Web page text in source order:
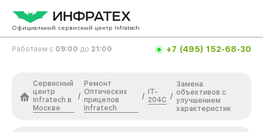
Официальный сервисный центр Infratech
Работаем с 09:00 до 21:00 +7 (495) 152-68-30
Сервисный
центр
Infratech в
Москве
/
Ремонт
Оптических
прицелов
Infratech
/
IT-
204C /
Замена
объективов с
улучшением
характеристик